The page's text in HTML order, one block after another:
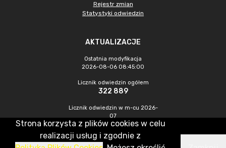
Rejestr zmian
Statystyki odwiedzin
AKTUALIZACJE
Ostatnia modyfikacja
2026-08-06 08:45:00
Licznik odwiedzin ogółem
322 889
Licznik odwiedzin w m-cu 2026-
07
505
Strona korzysta z plików cookies w celu
realizacji usług i zgodnie z